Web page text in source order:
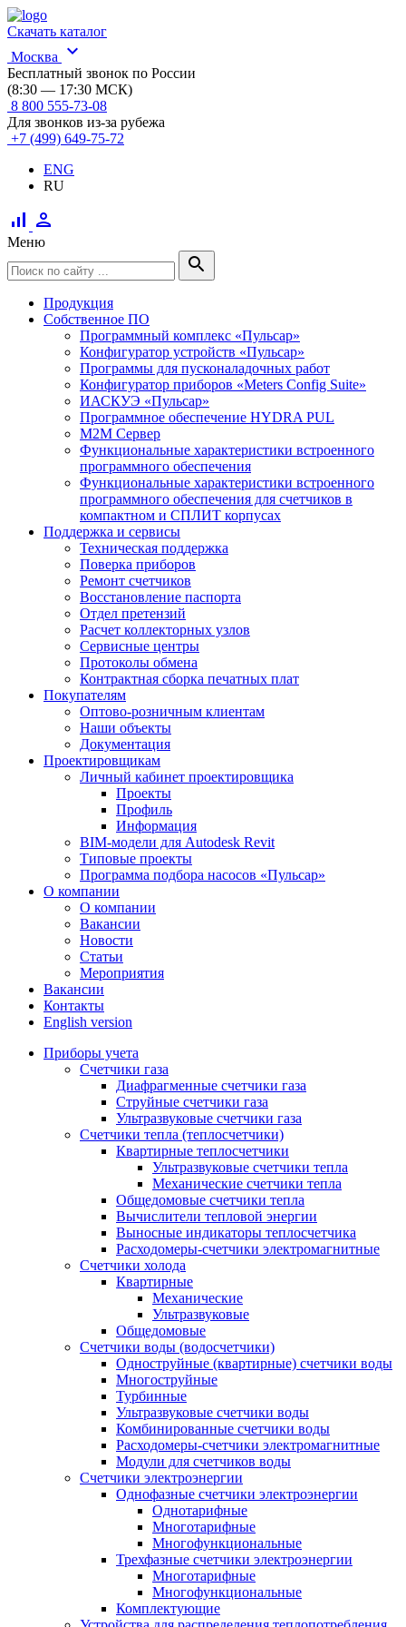
Скачать каталог
Москва
expand_more
Бесплатный звонок по России
(8:30 — 17:30 МСК)
8 800 555-73-08
Для звонков из-за рубежа
+7 (499) 649-75-72
ENG
RU
signal_cellular_alt person
Меню
search
Продукция
Собственное ПО
Программный комплекс «Пульсар»
Конфигуратор устройств «Пульсар»
Программы для пусконаладочных работ
Конфигуратор приборов «Meters Config Suite»
ИАСКУЭ «Пульсар»
Программное обеспечение HYDRA PUL
M2M Сервер
Функциональные характеристики встроенного
программного обеспечения
Функциональные характеристики встроенного
программного обеспечения для счетчиков в
компактном и СПЛИТ корпусах
Поддержка и сервисы
Техническая поддержка
Поверка приборов
Ремонт счетчиков
Восстановление паспорта
Отдел претензий
Расчет коллекторных узлов
Сервисные центры
Протоколы обмена
Контрактная сборка печатных плат
Покупателям
Оптово-розничным клиентам
Наши объекты
Документация
Проектировщикам
Личный кабинет проектировщика
Проекты
Профиль
Информация
BIM-модели для Autodesk Revit
Типовые проекты
Программа подбора насосов «Пульсар»
О компании
О компании
Вакансии
Новости
Статьи
Мероприятия
Вакансии
Контакты
English version
Приборы учета
Счетчики газа
Диафрагменные счетчики газа
Струйные счетчики газа
Ультразвуковые счетчики газа
Счетчики тепла (теплосчетчики)
Квартирные теплосчетчики
Ультразвуковые счетчики тепла
Механические счетчики тепла
Общедомовые счетчики тепла
Вычислители тепловой энергии
Выносные индикаторы теплосчетчика
Расходомеры-счетчики электромагнитные
Счетчики холода
Квартирные
Механические
Ультразвуковые
Общедомовые
Счетчики воды (водосчетчики)
Одноструйные (квартирные) счетчики воды
Многоструйные
Турбинные
Ультразвуковые счетчики воды
Комбинированные счетчики воды
Расходомеры-счетчики электромагнитные
Модули для счетчиков воды
Счетчики электроэнергии
Однофазные счетчики электроэнергии
Однотарифные
Многотарифные
Многофункциональные
Трехфазные счетчики электроэнергии
Многотарифные
Многофункциональные
Комплектующие